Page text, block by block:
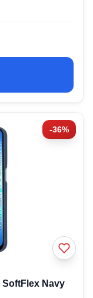
-36%
SoftFlex Navy